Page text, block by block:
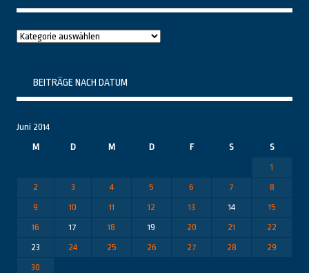
Raushier
BEITRÄGE NACH DATUM
Juni 2014
M
D M D F S
S
1
2
3 4 5 6 7
8
9
10 11 12 13 14
15
16
17 18 19 20 21
22
23
24 25 26 27 28
29
30